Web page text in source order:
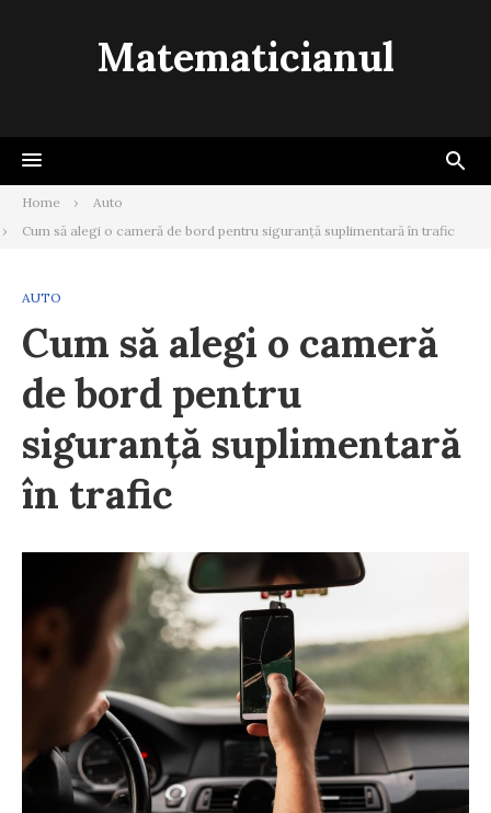
Matematicianul
Home
Auto
Cum să alegi o cameră de bord pentru siguranță suplimentară în trafic
AUTO
Cum să alegi o cameră
de bord pentru
siguranță suplimentară
în trafic